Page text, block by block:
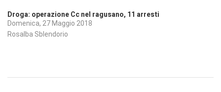
Droga: operazione Cc nel ragusano, 11 arresti
Domenica, 27 Maggio 2018
Rosalba Sblendorio